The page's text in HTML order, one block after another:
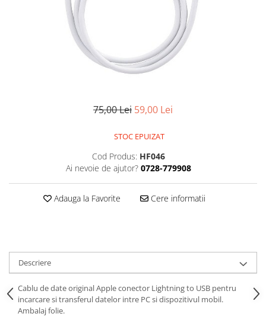
75,00 Lei 59,00 Lei
STOC EPUIZAT
Cod Produs: HF046
Ai nevoie de ajutor? 0728-779908
Adauga la Favorite Cere informatii
Descriere
Cablu de date original Apple conector Lightning to USB pentru
incarcare si transferul datelor intre PC si dispozitivul mobil.
Ambalaj folie.